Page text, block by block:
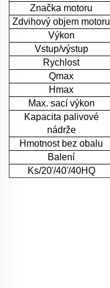
Značka motoru
Zdvihový objem motoru
Výkon
Vstup/výstup
Rychlost
Qmax
Hmax
Max. sací výkon
Kapacita palivové
nádrže
Hmotnost bez obalu
Balení
Ks/20'/40'/40HQ